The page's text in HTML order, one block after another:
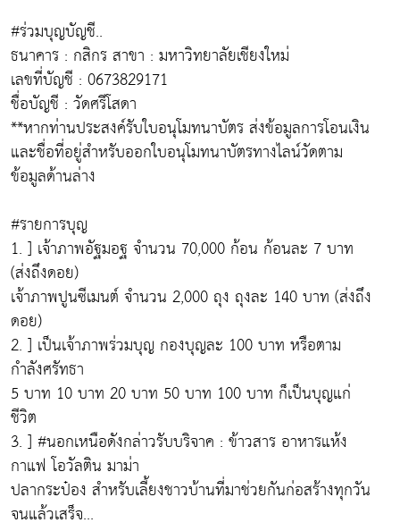
#ร่วมบุญบัญชี..
ธนาคาร : กสิกร สาขา : มหาวิทยาลัยเชียงใหม่
เลขที่บัญชี : 0673829171
ชื่อบัญชี : วัดศรีโสดา
**หากท่านประสงค์รับใบอนุโมทนาบัตร ส่งข้อมูลการโอนเงิน
และชื่อที่อยู่สำหรับออกใบอนุโมทนาบัตรทางไลน์วัดตาม
ข้อมูลด้านล่าง
#รายการบุญ
1. ] เจ้าภาพอัฐมอฐ จำนวน 70,000 ก้อน ก้อนละ 7 บาท
(ส่งถึงดอย)
เจ้าภาพปูนซีเมนต์ จำนวน 2,000 ถุง ถุงละ 140 บาท (ส่งถึง
ดอย)
2. ] เป็นเจ้าภาพร่วมบุญ กองบุญละ 100 บาท หรือตาม
กำลังศรัทธา
5 บาท 10 บาท 20 บาท 50 บาท 100 บาท ก็เป็นบุญแก่
ชีวิต
3. ] #นอกเหนือดังกล่าวรับบริจาค : ข้าวสาร อาหารแห้ง
กาแฟ โอวัลติน มาม่า
ปลากระป๋อง สำหรับเลี้ยงชาวบ้านที่มาช่วยกันก่อสร้างทุกวัน
จนแล้วเสร็จ...